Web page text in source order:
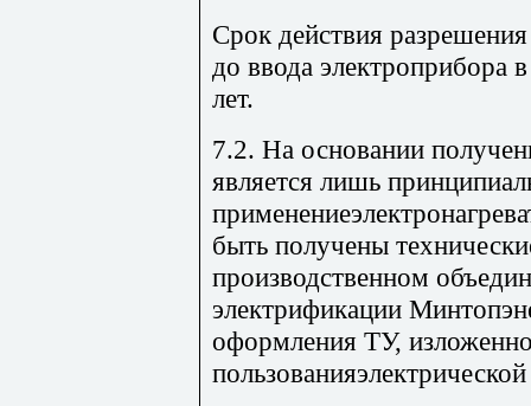
Срок действия
до ввода электроприбора
лет.
7.2. На основании
является лишь
быть получены
производственном
электрификации
оформления ТУ,